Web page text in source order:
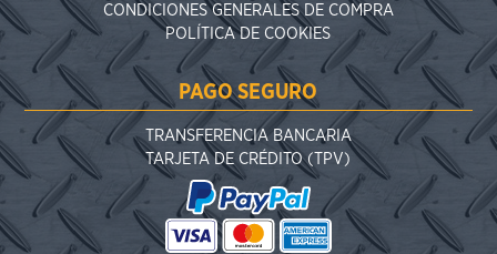
CONDICIONES GENERALES DE COMPRA
POLÍTICA DE COOKIES
PAGO SEGURO
TRANSFERENCIA BANCARIA
TARJETA DE CRÉDITO (TPV)